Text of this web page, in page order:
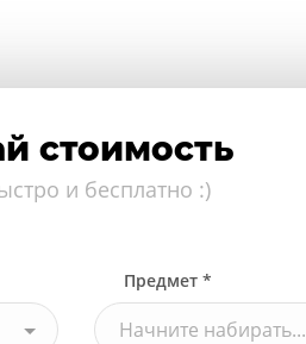
стоимость
и бесплатно :)
Предмет *
Начните набирать...